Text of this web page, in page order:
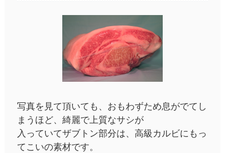
写真を見て頂いても、おもわずため息がでてし
まうほど、綺麗で上質なサシが
入っていてザブトン部分は、高級カルビにもっ
てこいの素材です。